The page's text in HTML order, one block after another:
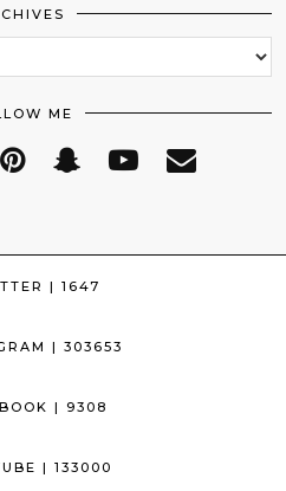
ME
| 1647
| 303653
| 9308
| 133000